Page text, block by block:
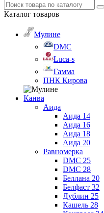
Каталог товаров
Мулине
DMC
Luca-s
Гамма
ПНК Кирова
Канва
Аида
Аида 14
Аида 16
Аида 18
Аида 20
Равномерка
DMC 25
DMC 28
Беллана 20
Белфаст 32
Дублин 25
Кашель 28